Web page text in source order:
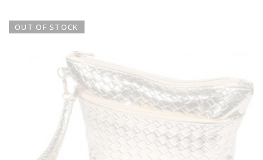
OUT OF STOCK